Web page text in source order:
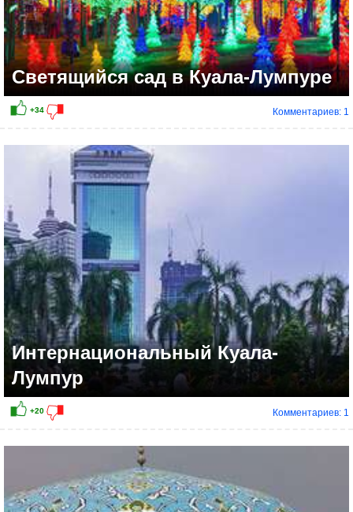
+18
Светящийся сад в Куала-Лумпуре
Комментариев: 1
Интернациональный Куала-
Лумпур
Комментариев: 1